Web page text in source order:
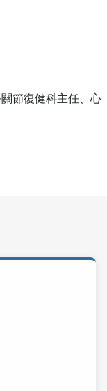
節復健科主任、⼼